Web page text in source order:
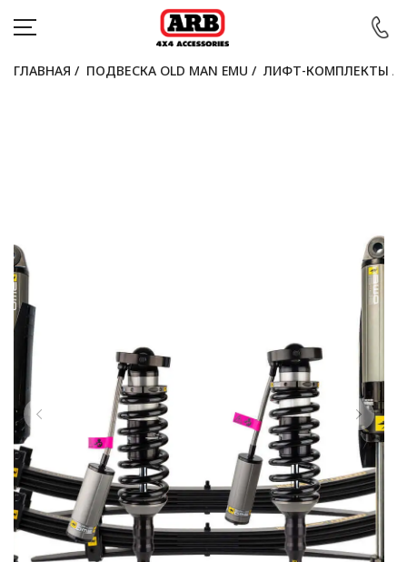
БЛОГ
ПОКУПАТЕЛЯМ
КОНТАКТЫ
Войти
Выбор языка
Выбор валюты
ГЛАВНАЯ / ПОДВЕСКА OLD MAN EMU / ЛИФТ-КОМПЛЕКТЫ /